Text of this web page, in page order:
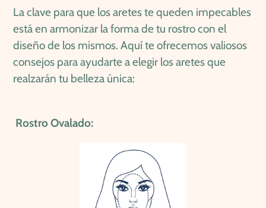
La clave para que los aretes te queden impecables
está en armonizar la forma de tu rostro con el
diseño de los mismos. Aquí te ofrecemos valiosos
consejos para ayudarte a elegir los aretes que
realzarán tu belleza única:
Rostro Ovalado: